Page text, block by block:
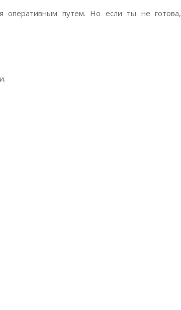
оперативным путем. Но если ты не готова,